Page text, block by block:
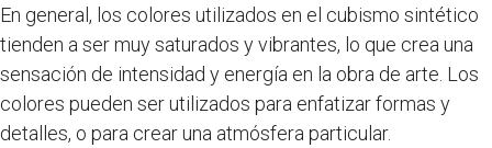
En general, los colores utilizados en el cubismo sintético
tienden a ser muy saturados y vibrantes, lo que crea una
sensación de intensidad y energía en la obra de arte. Los
colores pueden ser utilizados para enfatizar formas y
detalles, o para crear una atmósfera particular.